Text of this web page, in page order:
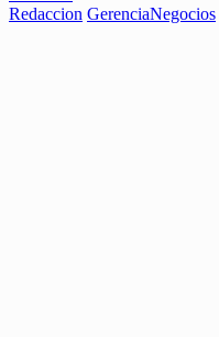
Redaccion GerenciaNegocios